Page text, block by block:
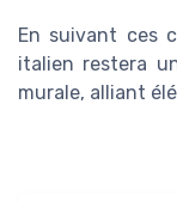
En suivant ces
italien restera
murale, alliant